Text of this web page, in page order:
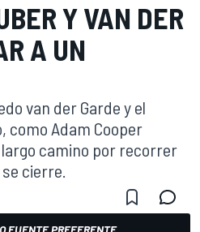
Y VAN DER
A UN
van der Garde y el
como Adam Cooper
camino por recorrer
cierre.
FUENTE PREFERENTE